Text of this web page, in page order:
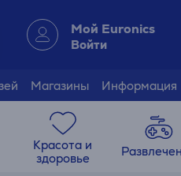
Мой Euronics
Войти
Магазины Информация
Красота и
здоровье